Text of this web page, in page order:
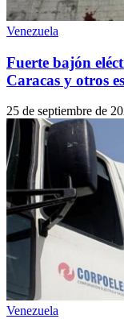
Venezuela
Fuerte bajón
Caracas y otros
25 de septiembre de
Venezuela